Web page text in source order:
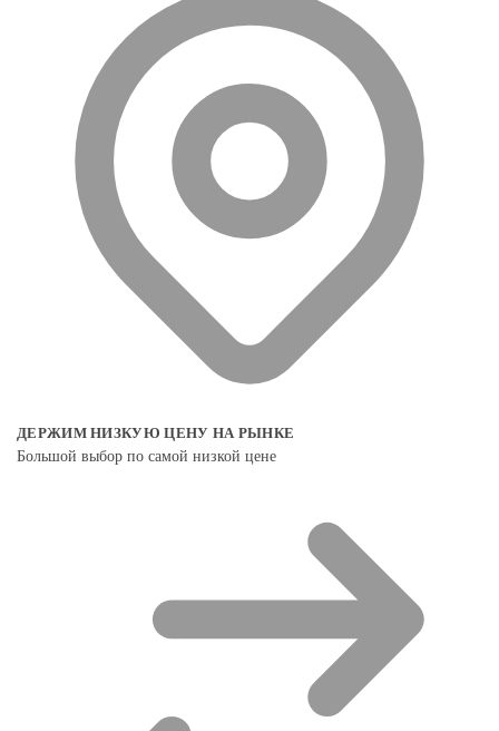
ДЕРЖИМ НИЗКУЮ ЦЕНУ НА РЫНКЕ
Большой выбор по самой низкой цене